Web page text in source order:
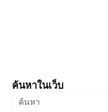
ค้นหาในเว็บ